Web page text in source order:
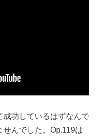
成功しているはずなんで
んでした。Op.119は